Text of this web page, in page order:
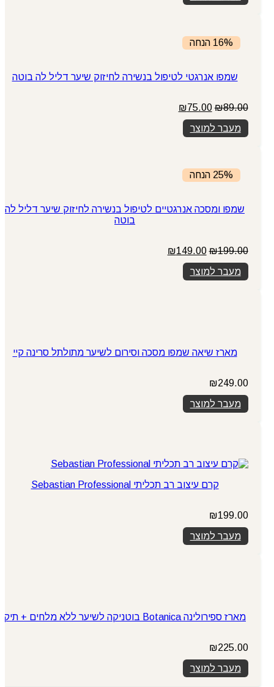
₪449.00.
16% הנחה
שמפו אנרגטי לטיפול בנשירה לחיזוק שיער דליל לה בוטה
₪89.00
המחיר
המקורי
היה:
₪89.00.
₪75.00
מעבר למוצר
25% הנחה
שמפו ומסכה אנרגטיים לטיפול בנשירה לחיזוק שיער דליל לה
בוטה
₪199.00
המחיר
המקורי
היה:
₪199.00.
₪149.00
מעבר למוצר
מארז שיאה שמפו מסכה וסירום לשיער מתולתל סרינה קיי
₪249.00
מעבר למוצר
קרם עיצוב רב תכליתי Sebastian Professional
₪199.00
מעבר למוצר
מארז ספירולינה Botanica בוטניקה לשיער ללא מלחים + תיק
₪225.00
מעבר למוצר